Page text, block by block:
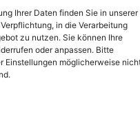
Ihrer Daten finden Sie in unserer
in die Verarbeitung
zu nutzen. Sie können Ihre
oder anpassen. Bitte
Einstellungen möglicherweise
vorbehalten.
Mayen